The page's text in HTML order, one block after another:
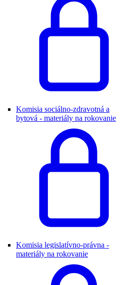
Komisia sociálno-zdravotná a
bytová - materiály na rokovanie
Komisia legislatívno-právna -
materiály na rokovanie